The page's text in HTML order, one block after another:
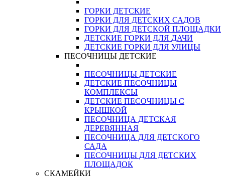
ГОРКИ ДЕТСКИЕ
ГОРКИ ДЛЯ ДЕТСКИХ САДОВ
ГОРКИ ДЛЯ ДЕТСКОЙ ПЛОЩАДКИ
ДЕТСКИЕ ГОРКИ ДЛЯ ДАЧИ
ДЕТСКИЕ ГОРКИ ДЛЯ УЛИЦЫ
ПЕСОЧНИЦЫ ДЕТСКИЕ
ПЕСОЧНИЦЫ ДЕТСКИЕ
ДЕТСКИЕ ПЕСОЧНИЦЫ
КОМПЛЕКСЫ
ДЕТСКИЕ ПЕСОЧНИЦЫ С
КРЫШКОЙ
ПЕСОЧНИЦА ДЕТСКАЯ
ДЕРЕВЯННАЯ
ПЕСОЧНИЦА ДЛЯ ДЕТСКОГО
САДА
ПЕСОЧНИЦЫ ДЛЯ ДЕТСКИХ
ПЛОЩАДОК
СКАМЕЙКИ